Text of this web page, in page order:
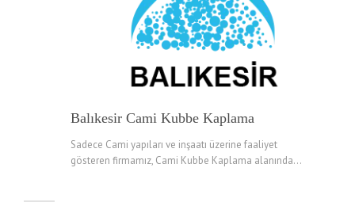
Balıkesir Cami Kubbe Kaplama
Sadece Cami yapıları ve inşaatı üzerine faaliyet
gösteren firmamız, Cami Kubbe Kaplama alanında...